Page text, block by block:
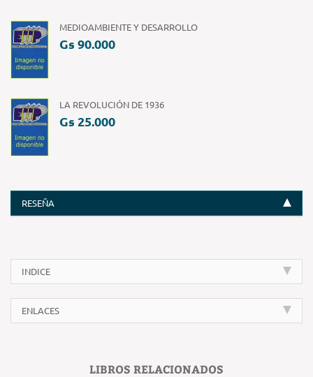
MEDIOAMBIENTE Y DESARROLLO
Gs 90.000
LA REVOLUCIÓN DE 1936
Gs 25.000
RESEÑA
INDICE
ENLACES
LIBROS RELACIONADOS